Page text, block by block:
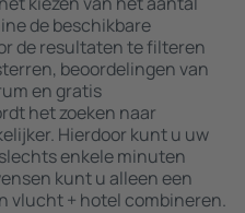
de beschikbare
de resultaten te filteren
beoordelingen van
en gratis
het zoeken naar
Hierdoor kunt u uw
enkele minuten
kunt u alleen een
vlucht + hotel combineren.